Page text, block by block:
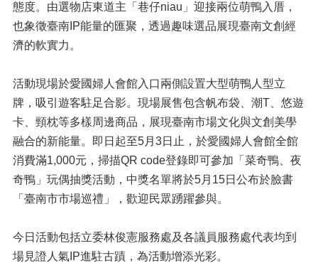
態度。由選物店東道主「巷仔niau」迎接兩位萌鴨入厝，
也象徵臺南IP能量的匯聚，透過趣味選品展現臺南文創經
濟的軟實力。
活動現場於愛國婦人會館入口兩側設置大型萌鴨人型立
牌，吸引遊客駐足合影。現場展售包含帆布袋、潮T、悠遊
卡、頸枕等多樣周邊商品，展現臺南市場文化與文創美學
融合的新能量。即日起至5月3日止，於愛國婦人會館全館
消費滿1,000元，掃描QR code登錄即可參加「菜奇鴨、夜
奇鴨」玩偶抽獎活動，中獎名單將於5月15日公布於臉書
「臺南市市場巡禮」，歡迎民眾踴躍參與。
今日活動包括立委林俊憲服務處及各議員服務處代表均到
場見證人氣IP進駐古蹟，為活動增添光彩。